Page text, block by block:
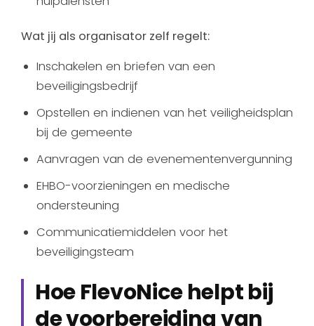
Wat jij als organisator zelf regelt:
Inschakelen en briefen van een
beveiligingsbedrijf
Opstellen en indienen van het veiligheidsplan
bij de gemeente
Aanvragen van de evenementenvergunning
EHBO-voorzieningen en medische
ondersteuning
Communicatiemiddelen voor het
beveiligingsteam
Hoe FlevoNice helpt bij
de voorbereiding van